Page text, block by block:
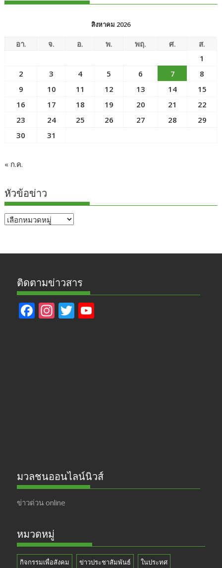
สิงหาคม 2026
อา. จ. อ. พ. พฤ. ศ.
ส.
1
2
3 4 5 6 7
8
9
10 11 12 13 14
15
16
17 18 19 20 21
22
23
24 25 26 27 28
29
30
31
« ก.ค.
หัวข้อข่าว
หัวข้อ
ติดตามข่าวสาร
F In T
มวลชนออนไลน์นิวส์
ข่าวด่วน online
หมวดหมู่
กิจกรรมเพื่อสังคม ข่าวประชาสัมพันธ์ ในประทศ